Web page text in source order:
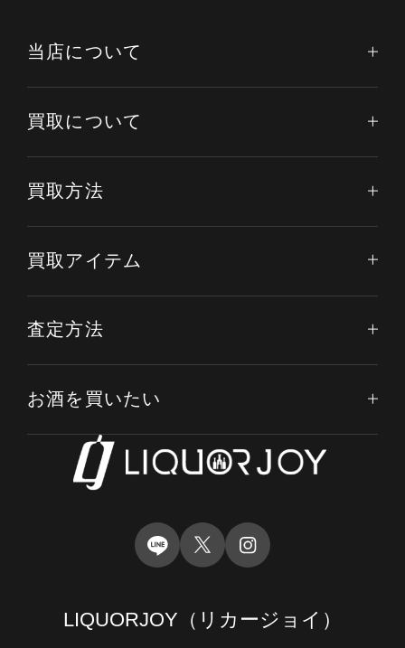
LIQUORJOY （リカージョイ）
当店について
買取について
買取方法
買取アイテム
査定方法
お酒を買いたい